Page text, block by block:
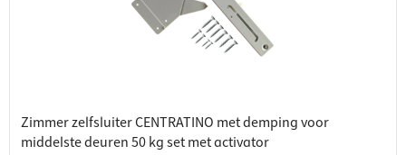
Zimmer zelfsluiter CENTRATINO met demping voor
middelste deuren 50 kg set met activator